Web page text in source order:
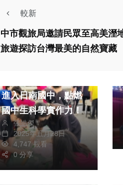
較新
中市觀旅局邀請民眾至高美溼
旅遊探訪台灣最美的自然寶藏
進入日南國中，點燃
國中生科學實作力！
張皓傑
2025年五月28日
4,747 觀看
0 分享